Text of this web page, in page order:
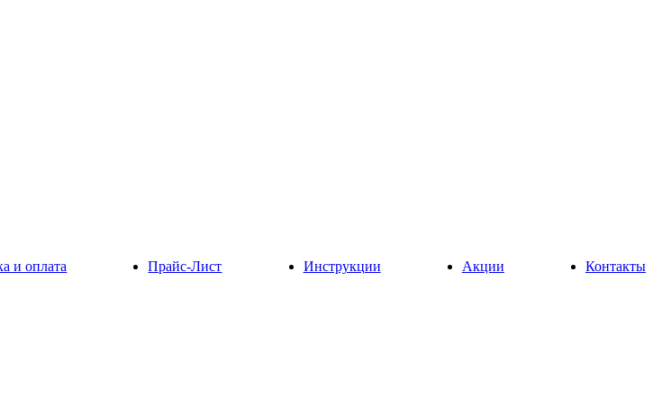
и оплата Прайс-Лист Инструкции Акции Контакты